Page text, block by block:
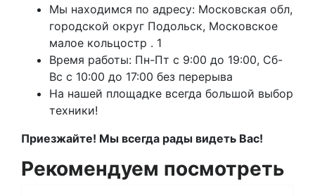
Мы находимся по адресу: Московская обл,
городской округ Подольск, Московское
малое кольцостр . 1
Время работы: Пн-Пт с 9:00 до 19:00, Сб-
Вс с 10:00 до 17:00 без перерыва
На нашей площадке всегда большой выбор
техники!
Приезжайте! Мы всегда рады видеть Вас!
Рекомендуем посмотреть